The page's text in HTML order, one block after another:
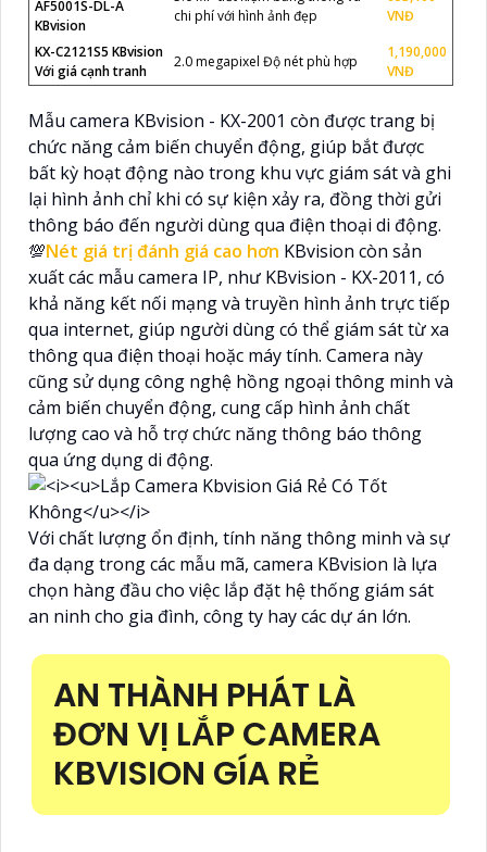
AF5001S-DL-A
KBvision
chi phí với hình ảnh đẹp
VNĐ
KX-C2121S5 KBvision
Với giá cạnh tranh
2.0 megapixel Độ nét phù hợp
1,190,000
VNĐ
Mẫu camera KBvision - KX-2001 còn được trang bị
chức năng cảm biến chuyển động, giúp bắt được
bất kỳ hoạt động nào trong khu vực giám sát và ghi
lại hình ảnh chỉ khi có sự kiện xảy ra, đồng thời gửi
thông báo đến người dùng qua điện thoại di động.
💯Nét giá trị đánh giá cao hơn KBvision còn sản
xuất các mẫu camera IP, như KBvision - KX-2011, có
khả năng kết nối mạng và truyền hình ảnh trực tiếp
qua internet, giúp người dùng có thể giám sát từ xa
thông qua điện thoại hoặc máy tính. Camera này
cũng sử dụng công nghệ hồng ngoại thông minh và
cảm biến chuyển động, cung cấp hình ảnh chất
lượng cao và hỗ trợ chức năng thông báo thông
qua ứng dụng di động.
Với chất lượng ổn định, tính năng thông minh và sự
đa dạng trong các mẫu mã, camera KBvision là lựa
chọn hàng đầu cho việc lắp đặt hệ thống giám sát
an ninh cho gia đình, công ty hay các dự án lớn.
AN THÀNH PHÁT LÀ
ĐƠN VỊ LẮP CAMERA
KBVISION GÍA RẺ